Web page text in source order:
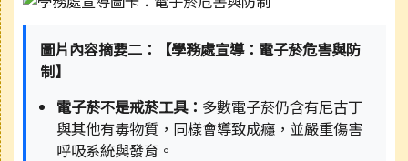
圖片內容摘要二：【學務處宣導：電子菸危害與防
制】
電子菸不是戒菸工具： 多數電子菸仍含有尼古丁
與其他有毒物質，同樣會導致成癮，並嚴重傷害
呼吸系統與發育。